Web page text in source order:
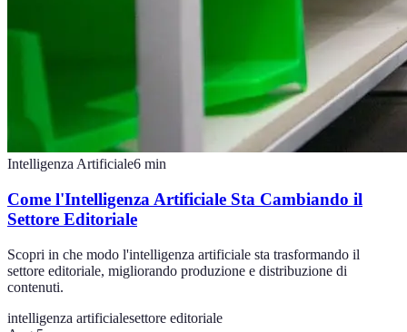
Intelligenza Artificiale6 min
Come l'Intelligenza Artificiale Sta Cambiando il
Settore Editoriale
Scopri in che modo l'intelligenza artificiale sta trasformando il
settore editoriale, migliorando produzione e distribuzione di
contenuti.
intelligenza artificialesettore editoriale